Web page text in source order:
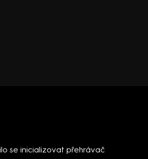
se inicializovat přehrávač